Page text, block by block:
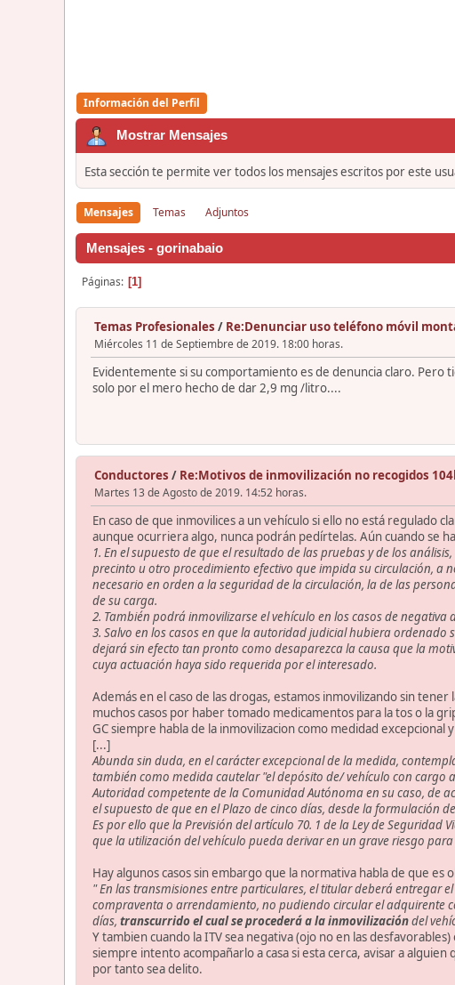
Información del Perfil
Mostrar Mensajes
Esta sección te permite ver todos los mensajes escritos por este
Mensajes Temas Adjuntos
Mensajes - gorinabaio
Páginas 1
Temas Profesionales / Re:Denunciar uso teléfono móvil
Miércoles 11 de Septiembre de 2019. 18:00 horas.
Evidentemente si su comportamiento es de denuncia claro. Pero
solo por el mero hecho de dar 2,9 mg /litro....
Conductores / Re:Motivos de inmovilización no recogidos
Martes 13 de Agosto de 2019. 14:52 horas.
En caso de que inmovilices a un vehículo si ello no está regulado
aunque ocurriera algo, nunca podrán pedírtelas. Aún cuando se
1. En el supuesto de que el resultado de las pruebas y de los
precinto u otro procedimiento efectivo que impida su circulación, a
necesario en orden a la seguridad de la circulación, la de las
de su carga.
2. También podrá inmovilizarse el vehículo en los casos de
3. Salvo en los casos en que la autoridad judicial hubiera
dejará sin efecto tan pronto como desaparezca la causa que la
cuya actuación haya sido requerida por el interesado.
Además en el caso de las drogas, estamos inmovilizando sin
muchos casos por haber tomado medicamentos para la tos o la
GC siempre habla de la inmovilizacion como medidad
[...]
Abunda sin duda, en el carácter excepcional de la medida,
también como medida cautelar "el depósito de/ vehículo con cargo
Autoridad competente de la Comunidad Autónoma en su caso, de
el supuesto de que en el Plazo de cinco días, desde la formulación
Es por ello que la Previsión del artículo 70. 1 de la Ley de
que la utilización del vehículo pueda derivar en un grave riesgo
Hay algunos casos sin embargo que la normativa habla de que
" En las transmisiones entre particulares, el titular deberá entregar
compraventa o arrendamiento, no pudiendo circular el adquirente
días, transcurrido el cual se procederá a la inmovilizacióndel
Y tambien cuando la ITV sea negativa (ojo no en las
siempre intento acompañarlo a casa si esta cerca, avisar a
por tanto sea delito.